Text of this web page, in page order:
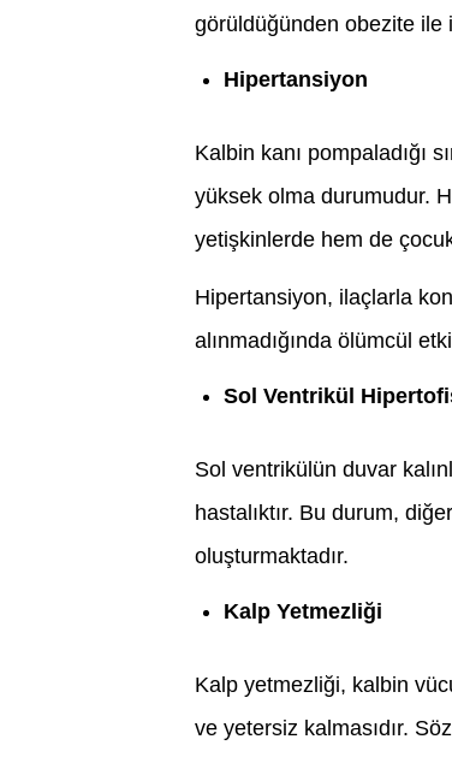
görüldüğünden obezite ile
Hipertansiyon
Kalbin kanı pompaladığı
yüksek olma durumudur.
yetişkinlerde hem de
Hipertansiyon, ilaçlarla
alınmadığında ölümcül
Sol Ventrikül
Sol ventrikülün duvar
hastalıktır. Bu durum,
oluşturmaktadır.
Kalp Yetmezliği
Kalp yetmezliği, kalbin
ve yetersiz kalmasıdır.